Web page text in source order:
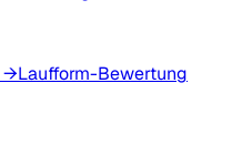
→Laufform-Bewertung